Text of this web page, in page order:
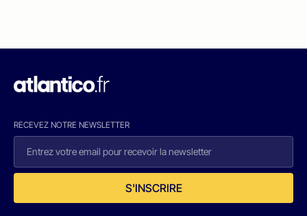
RECEVEZ NOTRE NEWSLETTER
S'INSCRIRE